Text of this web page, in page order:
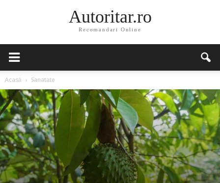
Autoritar.ro
Recomandari Online
Acasă Sanatate